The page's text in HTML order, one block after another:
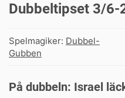
Dubbeltipset 3/6-
Spelmagiker: Dubbel-
Gubben
På dubbeln: Israel